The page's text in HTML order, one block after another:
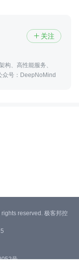
 关注
构、高性能服务、
众号：DeepNoMind
reserved. 极客邦控
号